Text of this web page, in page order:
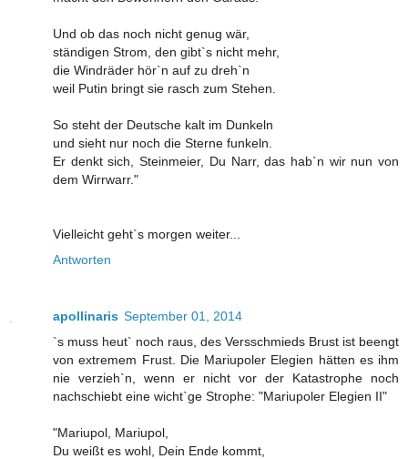
Und ob das noch nicht genug wär,
ständigen Strom, den gibt`s nicht mehr,
die Windräder hör`n auf zu dreh`n
weil Putin bringt sie rasch zum Stehen.
So steht der Deutsche kalt im Dunkeln
und sieht nur noch die Sterne funkeln.
Er denkt sich, Steinmeier, Du Narr, das hab`n wir nun von
dem Wirrwarr."
Vielleicht geht`s morgen weiter...
Antworten
apollinaris September 01, 2014
`s muss heut` noch raus, des Versschmieds Brust ist beengt
von extremem Frust. Die Mariupoler Elegien hätten es ihm
nie verzieh`n, wenn er nicht vor der Katastrophe noch
nachschiebt eine wicht`ge Strophe: "Mariupoler Elegien II"
"Mariupol, Mariupol,
Du weißt es wohl, Dein Ende kommt,